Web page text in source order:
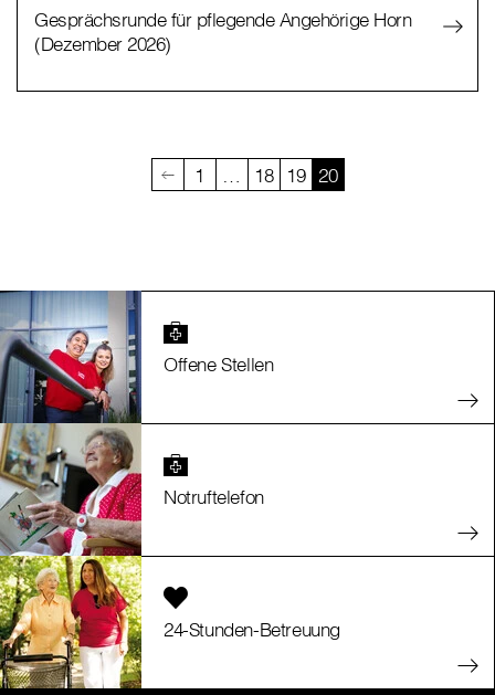
Gesprächsrunde für pflegende Angehörige Horn
(Dezember 2026)
1 … 18 19 20
Offene Stellen
Notruftelefon
24-Stunden-Betreuung